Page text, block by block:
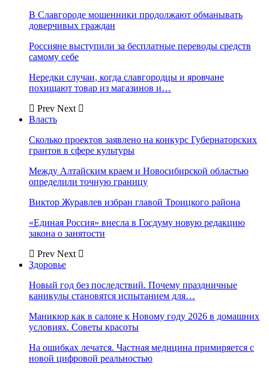
В Славгороде мошенники продолжают обманывать
доверчивых граждан
Россияне выступили за бесплатные переводы средств
самому себе
Нередки случаи, когда славгородцы и яровчане
похищают товар из магазинов и…
Prev Next
Власть
Сколько проектов заявлено на конкурс Губернаторских
грантов в сфере культуры
Между Алтайским краем и Новосибирской областью
определили точную границу
Виктор Журавлев избран главой Троицкого района
«Единая Россия» внесла в Госдуму новую редакцию
закона о занятости
Prev Next
Здоровье
Новый год без последствий. Почему праздничные
каникулы становятся испытанием для…
Маникюр как в салоне к Новому году 2026 в домашних
условиях. Советы красоты
На ошибках лечатся. Частная медицина примиряется с
новой цифровой реальностью